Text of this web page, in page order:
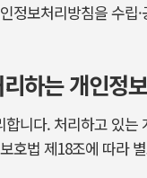
정보처리방침을 수립
하는 개인정
니다. 처리하고 있
호법 제18조에 따라